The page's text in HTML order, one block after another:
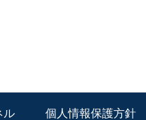
ル 個人情報保護方針